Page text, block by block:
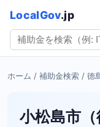
LocalGov.jp
ホーム / 補助金検索 / 徳
小松島市